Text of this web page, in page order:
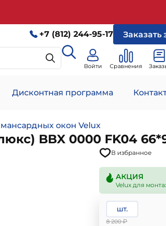
+7 (812) 244-95-17 Заказать
Войти Сравнения
Дисконтная программа
окон Velux
BBX 0000 FK04
В избранное
АКЦИЯ
Velux для
шт.
8 200₽